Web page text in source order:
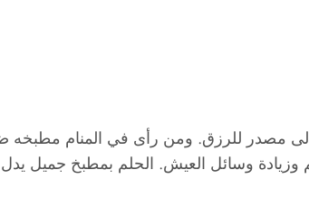
إلى مصدر للرزق. ومن رأى في المنام
وسائل العيش. الحلم بمطبخ جميل